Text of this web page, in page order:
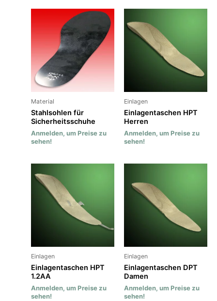
Material
Stahlsohlen für
Sicherheitsschuhe
Anmelden, um Preise zu
sehen!
Einlagen
Einlagentaschen HPT
Herren
Anmelden, um Preise zu
sehen!
Einlagen
Einlagentaschen HPT
1.2AA
Anmelden, um Preise zu
sehen!
Einlagen
Einlagentaschen DPT
Damen
Anmelden, um Preise zu
sehen!